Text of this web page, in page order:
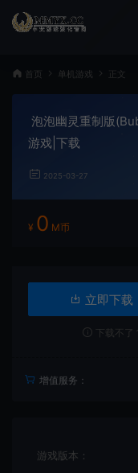
首页 单机游戏 正文
泡泡幽灵重制版
游戏|下载
2025-03-27
¥ 0 M币
立即下载
下载不
增值服务：
游戏版本：